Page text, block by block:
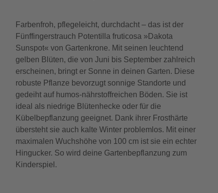
Farbenfroh, pflegeleicht, durchdacht – das ist der
Fünffingerstrauch Potentilla fruticosa »Dakota
Sunspot« von Gartenkrone. Mit seinen leuchtend
gelben Blüten, die von Juni bis September zahlreich
erscheinen, bringt er Sonne in deinen Garten. Diese
robuste Pflanze bevorzugt sonnige Standorte und
gedeiht auf humos-nährstoffreichen Böden. Sie ist
ideal als niedrige Blütenhecke oder für die
Kübelbepflanzung geeignet. Dank ihrer Frosthärte
übersteht sie auch kalte Winter problemlos. Mit einer
maximalen Wuchshöhe von 100 cm ist sie ein echter
Hingucker. So wird deine Gartenbepflanzung zum
Kinderspiel.